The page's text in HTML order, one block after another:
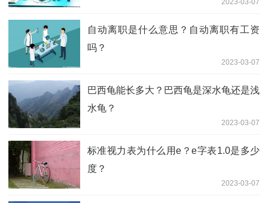
自动离职是什么意思？自动离职有工资
吗？
2023-03-07
巴西龟能长多大？巴西龟是深水龟还是浅
水龟？
2023-03-07
标准视力表为什么用e？e字表1.0是多少
度？
2023-03-07